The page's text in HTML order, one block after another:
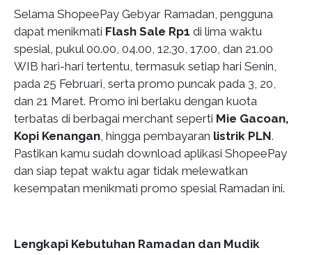
Selama ShopeePay Gebyar Ramadan, pengguna
dapat menikmati Flash Sale Rp1 di lima waktu
spesial, pukul 00.00, 04.00, 12.30, 17.00, dan 21.00
WIB hari-hari tertentu, termasuk setiap hari Senin,
pada 25 Februari, serta promo puncak pada 3, 20,
dan 21 Maret. Promo ini berlaku dengan kuota
terbatas di berbagai merchant seperti Mie Gacoan,
Kopi Kenangan , hingga pembayaran listrik PLN.
Pastikan kamu sudah download aplikasi ShopeePay
dan siap tepat waktu agar tidak melewatkan
kesempatan menikmati promo spesial Ramadan ini.
Lengkapi Kebutuhan Ramadan dan Mudik